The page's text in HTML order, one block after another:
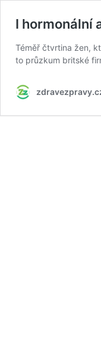
I hormonální
Téměř čtvrtina žen,
to průzkum britské